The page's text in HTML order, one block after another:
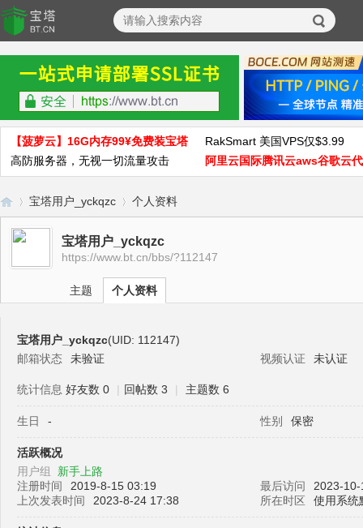
【菠萝云】16G内存99¥免费装宝塔
RakSmart 美国VPS仅$3.99
高防服务器，无视一切流量攻击
阿里云国际腾讯云aws谷歌云
宝›
宝塔用户_yckqzc 个人资料
宝塔用户_yckqzc
https://www.bt.cn/bbs/?112147
主题 个人资料
宝塔用户_yckqzc(UID: 112147)
邮箱状态
未验证 视频认证 未认证
统计信息 好友数 0 | 回帖数 3 | 主题数 6
生日 - 性别 保密
活跃概况
用户组 新手上路
注册时间
2019-8-15 03:19 最后访问
2023-
上次发表时间
2023-8-24 17:38 所在时区 使用系统